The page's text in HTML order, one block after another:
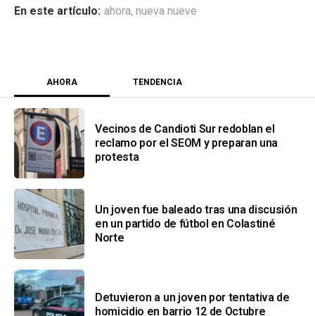
ahora, nueva nueve
AHORA TENDENCIA
Vecinos de Candioti Sur redoblan el
reclamo por el SEOM y preparan una
protesta
Un joven fue baleado tras una discusión
en un partido de fútbol en Colastiné
Norte
Detuvieron a un joven por tentativa de
homicidio en barrio 12 de Octubre